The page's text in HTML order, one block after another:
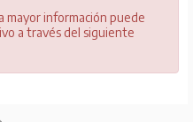
mayor información puede
a través del siguiente